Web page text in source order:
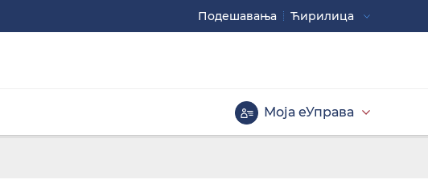
Моја еУправа
Ћирилица
Подешавaња